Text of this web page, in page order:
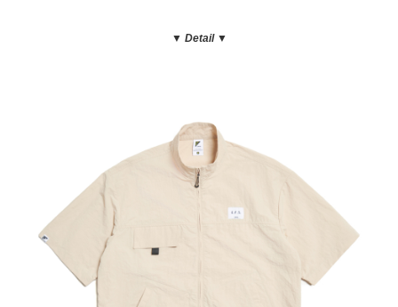
▼ Detail ▼